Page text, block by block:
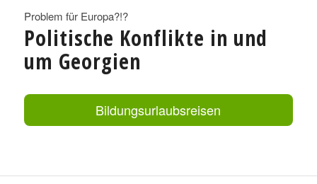
Aber sicher für Reisende!
Problem für Europa?!?
Politische Konflikte in und
um Georgien
Bildungsurlaubsreisen